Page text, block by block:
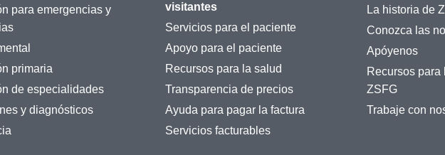
para emergencias y
primaria
de especialidades
y diagnósticos
visitantes
Servicios para el paciente
Apoyo para el paciente
Recursos para la salud
Transparencia de precios
Ayuda para pagar la factura
Servicios facturables
La historia de
Conozca las
Apóyenos
Recursos
ZSFG
Trabaje con